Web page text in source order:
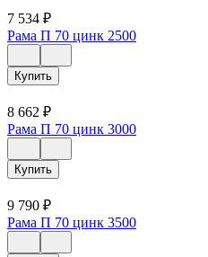
7 534 ₽
Рама П 70 цинк 2500
Купить
8 662 ₽
Рама П 70 цинк 3000
Купить
9 790 ₽
Рама П 70 цинк 3500